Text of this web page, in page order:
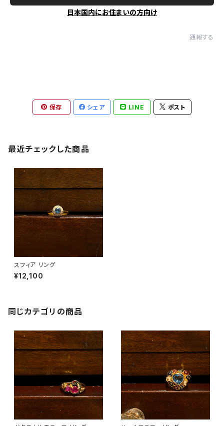
日本国内にお住まいの方向け
通報する
保存 シェア LINE ポスト
最近チェックした商品
スフィア リング
¥12,100
同じカテゴリの商品